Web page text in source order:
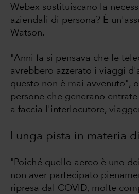
Webex sostituiscano la
aziendali di persona? È
Watson.
"Anni fa si pensava che le
avrebbero azzerato i viaggi
questo non è mai avvenuto",
persone che generano
a faccia l'interlocutore,
Lunga pista in materia
"Poiché quello aereo è uno
non aver partecipato
ripresa dal COVID, molte